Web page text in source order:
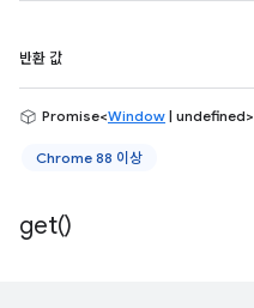
반환 값
Promise<Window | undefined>
Chrome 88 이상
get()